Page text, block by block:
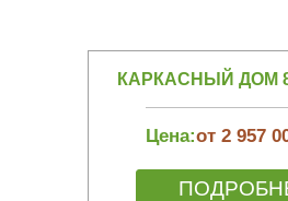
КАРКАСНЫЙ ДОМ
Цена:от 2 957